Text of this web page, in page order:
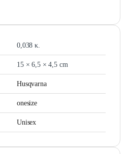
0,038 κ.
15 × 6,5 × 4,5 cm
Husqvarna
onesize
Unisex